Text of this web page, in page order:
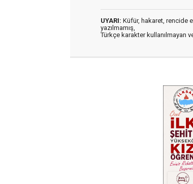
UYARI: Küfür, hakaret, rencide
yazılmamış,
Türkçe karakter kullanılmayan